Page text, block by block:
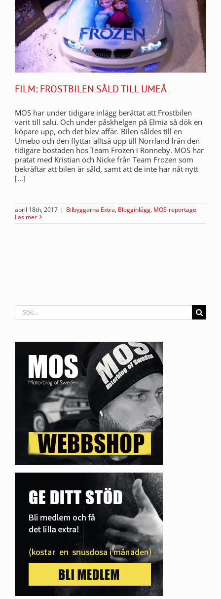
FILM: FROSTBILEN SÅLD TILL UMEÅ
MOS har under tidigare inlägg berättat att Frostbilen
varit till salu. Och under påskhelgen på Elmia så dök en
köpare upp, och det blev affär. Bilen såldes till en
Umebo och den flyttar alltså upp till Norrland från den
tidigare bostaden hos Team Frozen i Ronneby. MOS har
pratat med Kristian och Nicke från Team Frozen som
bekräftar att bilen är såld, samt att de inte har nåt nytt
[...]
april 18th, 2017 | Bilbyggarna Extra, Blogginlägg, MOS-reportage
Läs mer
Sök
efter: